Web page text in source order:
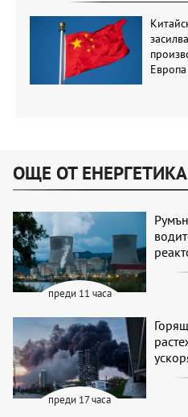
Европа
ОЩЕ ОТ ЕНЕРГЕТИКА
преди 11 часа
преди 17 часа